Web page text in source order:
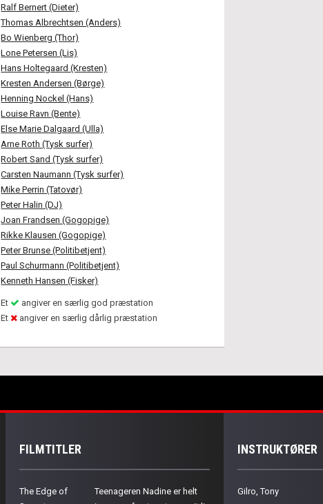
Ralf Bernert (Dieter)
Thomas Albrechtsen (Anders)
Bo Wienberg (Thor)
Lone Petersen (Lis)
Hans Holtegaard (Kresten)
Kresten Andersen (Børge)
Henning Nockel (Hans)
Louise Ravn (Bente)
Else Marie Dalgaard (Ulla)
Arne Roth (Tysk surfer)
Robert Sand (Tysk surfer)
Carsten Naumann (Tysk surfer)
Mike Perrin (Tatovør)
Peter Halin (DJ)
Joan Frandsen (Gogopige)
Rikke Klausen (Gogopige)
Peter Brunse (Politibetjent)
Paul Schurmann (Politibetjent)
Kenneth Hansen (Fisker)
Et
angiver en særlig god præstation
Et
angiver en særlig dårlig præstation
FILMTITLER
The Edge of
Teenageren Nadine er helt
INSTRUKTØRER
Gilro, Tony